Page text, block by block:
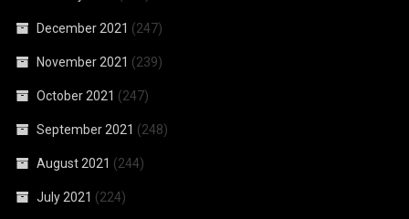
December 2021 (247)
November 2021 (239)
October 2021 (247)
September 2021 (248)
August 2021 (244)
July 2021 (224)